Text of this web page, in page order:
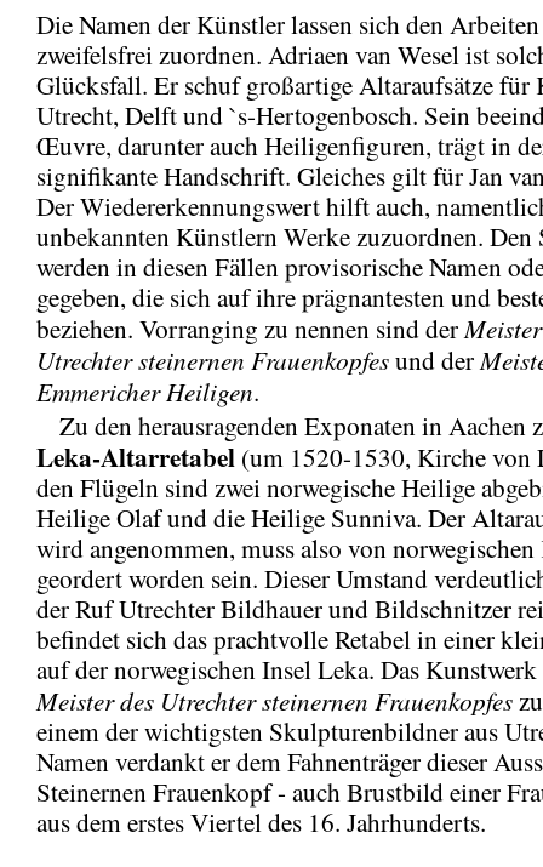
Die Namen der Künstler lassen sich den
zweifelsfrei zuordnen. Adriaen van Wesel ist
Glücksfall. Er schuf großartige Altaraufsätze für
Utrecht, Delft und `s-Hertogenbosch. Sein
Œuvre, darunter auch Heiligenfiguren, trägt in
signifikante Handschrift. Gleiches gilt für Jan
Der Wiedererkennungswert hilft auch,
unbekannten Künstlern Werke zuzuordnen. Den
werden in diesen Fällen provisorische Namen
gegeben, die sich auf ihre prägnantesten und
beziehen. Vorranging zu nennen sind der
Utrechter steinernen Frauenkopfesund der
Emmericher Heiligen.
Zu den herausragenden Exponaten in Aachen
Leka-Altarretabel (um 1520-1530, Kirche von
den Flügeln sind zwei norwegische Heilige
Heilige Olaf und die Heilige Sunniva. Der
wird angenommen, muss also von
geordert worden sein. Dieser Umstand
der Ruf Utrechter Bildhauer und Bildschnitzer
befindet sich das prachtvolle Retabel in einer
auf der norwegischen Insel Leka. Das
Meister des Utrechter steinernen Frauenkopfes
einem der wichtigsten Skulpturenbildner aus
Namen verdankt er dem Fahnenträger dieser
Steinernen Frauenkopf - auch Brustbild einer
aus dem erstes Viertel des 16. Jahrhunderts.